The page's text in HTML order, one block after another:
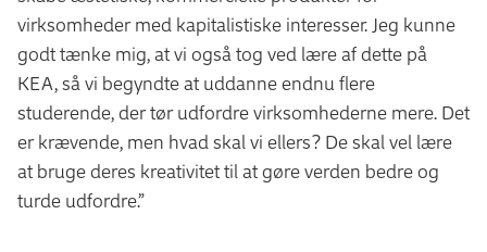
virksomheder med kapitalistiske interesser. Jeg kunne
godt tænke mig, at vi også tog ved lære af dette på
KEA, så vi begyndte at uddanne endnu flere
studerende, der tør udfordre virksomhederne mere. Det
er krævende, men hvad skal vi ellers? De skal vel lære
at bruge deres kreativitet til at gøre verden bedre og
turde udfordre.”